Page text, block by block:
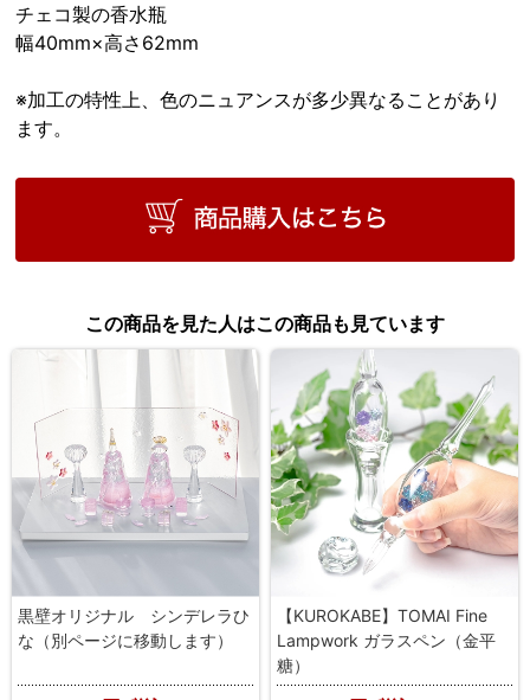
チェコ製の香水瓶
幅40mm×高さ62mm
※加工の特性上、色のニュアンスが多少異なることがあり
ます。
この商品を見た人はこの商品も見ています
黒壁オリジナル シンデレラひ
な（別ページに移動します）
【KUROKABE】TOMAI Fine
Lampwork ガラスペン（金平
糖）